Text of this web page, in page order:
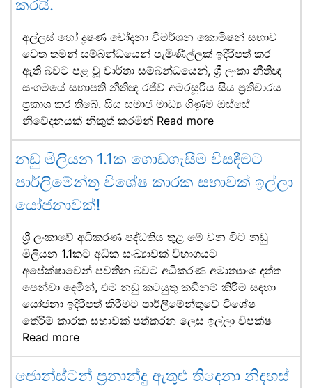
කරයි.
අල්ලස් හෝ දූෂණ චෝදනා විමර්ශන කොමිෂන් සභාව
වෙත තමන් සම්බන්ධයෙන් පැමිණිල්ලක් ඉදිරිපත් කර
ඇති බවට පළ වූ වාර්තා සම්බන්ධයෙන්, ශ්‍රී ලංකා නීතිඥ
සංගමයේ සභාපති නීතිඥ රජීව් අමරසූරිය සිය ප්‍රතිචාරය
ප්‍රකාශ කර තිබේ. සිය සමාජ මාධ්‍ය ගිණුම ඔස්සේ
නිවේදනයක් නිකුත් කරමින් Read more
නඩු මිලියන 1.1ක ගොඩගැසීම විසඳීමට
පාර්ලිමේන්තු විශේෂ කාරක සභාවක් ඉල්ලා
යෝජනාවක්!
ශ්‍රී ලංකාවේ අධිකරණ පද්ධතිය තුළ මේ වන විට නඩු
මිලියන 1.1කට අධික සංඛ්‍යාවක් විභාගයට
අපේක්ෂාවෙන් පවතින බවට අධිකරණ අමාත්‍යාංශ දත්ත
පෙන්වා දෙමින්, එම නඩු කටයුතු කඩිනම් කිරීම සඳහා
යෝජනා ඉදිරිපත් කිරීමට පාර්ලිමේන්තුවේ විශේෂ
තේරීම් කාරක සභාවක් පත්කරන ලෙස ඉල්ලා විපක්ෂ
Read more
ජොන්ස්ටන් ප්‍රනාන්දු ඇතුළු තිදෙනා නිදහස්